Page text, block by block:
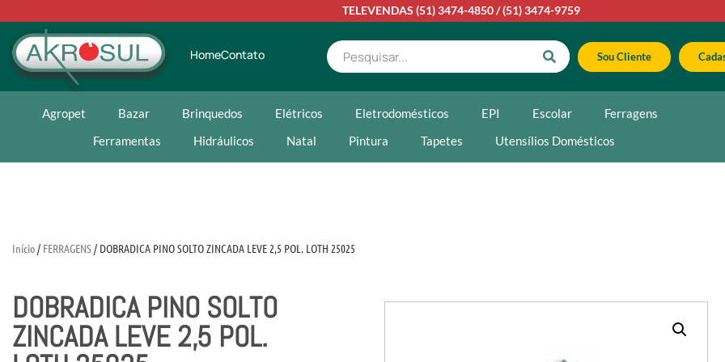
TELEVENDAS (51) 3474-4850/(51) 3474-9759
HomeContato Sou Cliente
Agropet Bazar Brinquedos Elétricos Eletrodomésticos EPI Escolar
Ferragens
Ferramentas
Hidráulicos Natal Pintura Tapetes Utensílios Domésticos
Início/ FERRAGENS/ DOBRADICA PINO SOLTO ZINCADA LEVE 2,5 POL. LOTH 25025
DOBRADICA PINO SOLTO
ZINCADA LEVE 2,5 POL.